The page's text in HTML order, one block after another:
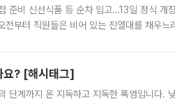
준비 신선식품 등 순차 입고…13일 정식 개
부터 직원들은 비어 있는 진열대를 채우느
요? [해시태그]
단계까지 온 지독하고 지독한 폭염입니다